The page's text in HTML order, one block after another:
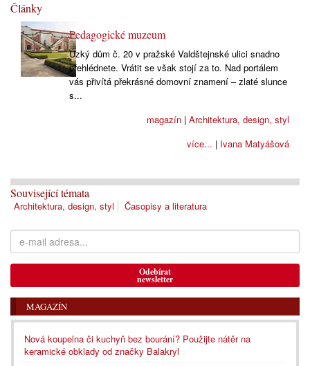
Články
Pedagogické muzeum
Úzký dům č. 20 v pražské Valdštejnské ulici snadno
přehlédnete. Vrátit se však stojí za to. Nad portálem
vás přivítá překrásné domovní znamení – zlaté slunce
s...
magazín| Architektura, design, styl
více... | Ivana Matyášová
Související témata
Architektura, design, styl Časopisy a literatura
Odebírat
newsletter
MAGAZÍN
Nová koupelna či kuchyň bez bourání? Použijte nátěr na
keramické obklady od značky Balakryl